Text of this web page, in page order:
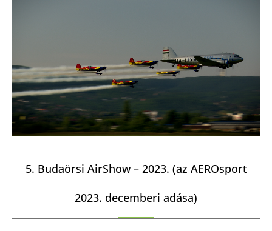
5. Budaörsi AirShow – 2023. (az AEROsport
2023. decemberi adása)